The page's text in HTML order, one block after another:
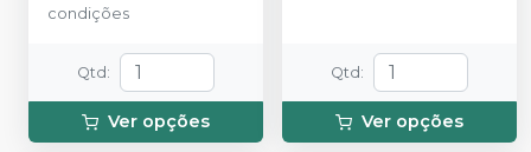
condições
Qtd :
Ver opções
Qtd :
Ver opções